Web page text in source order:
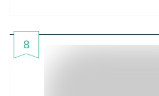
8